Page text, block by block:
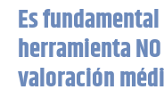
Es
herramienta
valoración